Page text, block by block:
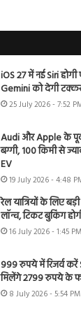
iOS 27 में नई Siri
Gemini को देगी
25 July 2026 - 7:52
Audi और Apple के पूर्व
बग्गी, 100 किमी से
EV
19 July 2026 - 4:48
रेल यात्रियों के लिए
लॉन्च, टिकट बुकिंग
16 July 2026 - 1:45 PM
999 रुपये में रिजर्व
मिलेंगे 2799 रुपये के
8 July 2026 - 5:54 PM